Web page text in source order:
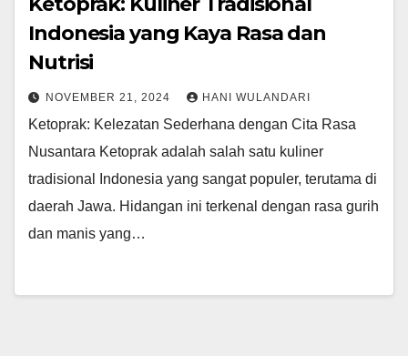
Indonesia yang Kaya Rasa dan
Nutrisi
NOVEMBER 21, 2024 HANI WULANDARI
Ketoprak: Kelezatan Sederhana dengan Cita Rasa
Nusantara Ketoprak adalah salah satu kuliner
tradisional Indonesia yang sangat populer, terutama di
daerah Jawa. Hidangan ini terkenal dengan rasa gurih
dan manis yang…